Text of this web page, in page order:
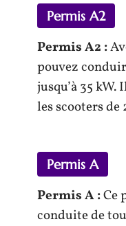
Permis A2
Permis A2 :
pouvez
jusqu’à 35
les scooters de
Permis A
Permis A :Ce
conduite de